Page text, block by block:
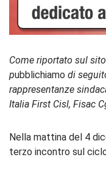
Come riportato sul
pubblichiamo di
rappresentanze
Italia First Cisl, Fisac
Nella mattina del 4
terzo incontro sul